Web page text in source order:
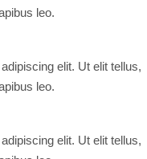
leo.
elit. Ut elit tellus,
leo.
elit. Ut elit tellus,